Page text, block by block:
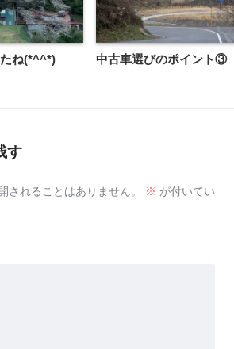
ね(*^^*) 中古車選びのポイント③
す
されることはありません。 ※ が付いてい